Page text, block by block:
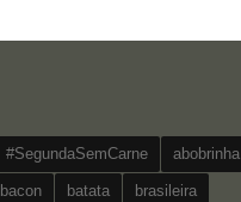
#SegundaSemCarne abobrinha
bacon batata brasileira